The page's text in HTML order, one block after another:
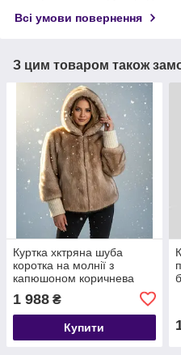
Всі умови повернення
З цим товаром також
Куртка хктряна шуба
коротка на молнії з
капюшоном коричнева
1 988 ₴
Купити